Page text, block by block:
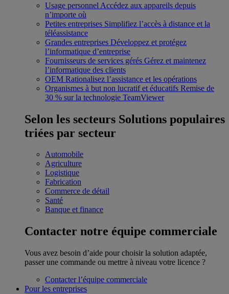
Usage personnel Accédez aux appareils depuis
n’importe où
Petites entreprises Simplifiez l’accès à distance et la
téléassistance
Grandes entreprises Développez et protégez
l’informatique d’entreprise
Fournisseurs de services gérés Gérez et maintenez
l’informatique des clients
OEM Rationalisez l’assistance et les opérations
Organismes à but non lucratif et éducatifs Remise de
30 % sur la technologie TeamViewer
Selon les secteurs Solutions populaires
triées par secteur
Automobile
Agriculture
Logistique
Fabrication
Commerce de détail
Santé
Banque et finance
Contacter notre équipe commerciale
Vous avez besoin d’aide pour choisir la solution adaptée,
passer une commande ou mettre à niveau votre licence ?
Contacter l’équipe commerciale
Pour les entreprises